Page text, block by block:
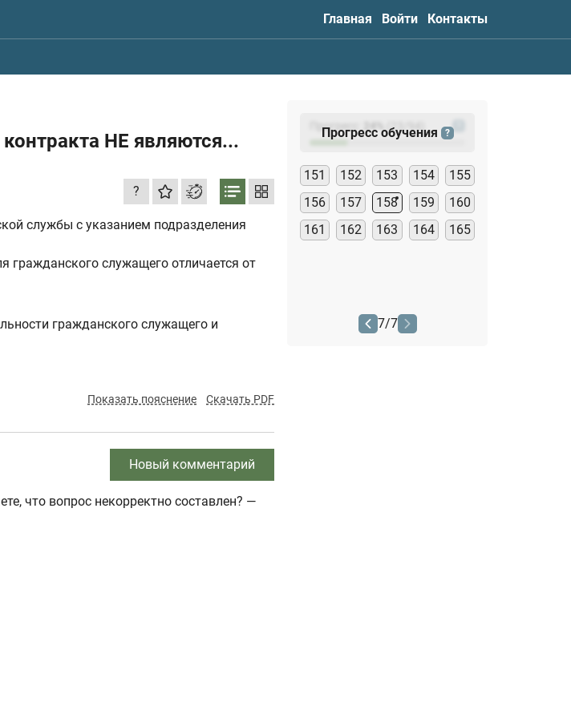
Главная Войти Контакты
НЕ являются...
?
службы с указанием подразделения
гражданского служащего отличается от
гражданского служащего и
Показать пояснение Скачать PDF
Новый комментарий
что вопрос некорректно составлен? —
Прогресс: (23
Прогресс обучения ?
151 152 153 154
155
156
157 158 159
160
161
162 163 164 165
7/7